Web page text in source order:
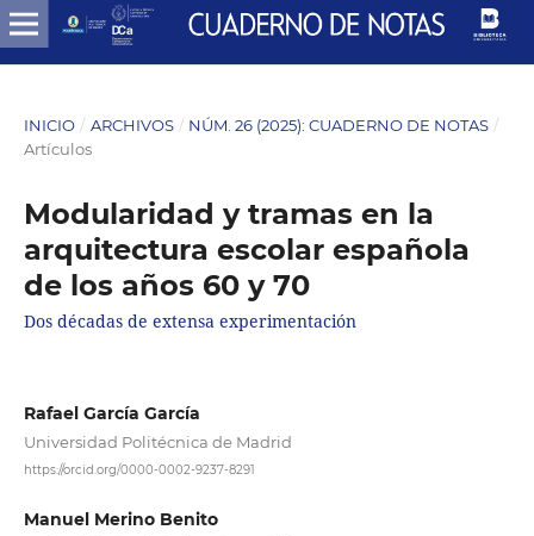
INICIO / ARCHIVOS / NÚM. 26 (2025): CUADERNO DE NOTAS /
Artículos
Modularidad y tramas en la
arquitectura escolar española
de los años 60 y 70
Dos décadas de extensa experimentación
Rafael García García
Universidad Politécnica de Madrid
https://orcid.org/0000-0002-9237-8291
Manuel Merino Benito